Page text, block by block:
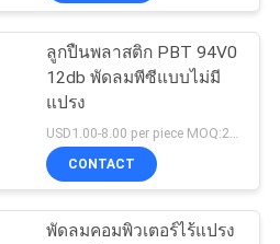
ายความ
ร์ฟเวอร์
35
ลูกปืนพลาสติก PBT 94V0
12db พัดลมพีซีแบบไม่มี
แปรง
CONTACT
พัดลมคอมพิวเตอร์ไร้แปรง